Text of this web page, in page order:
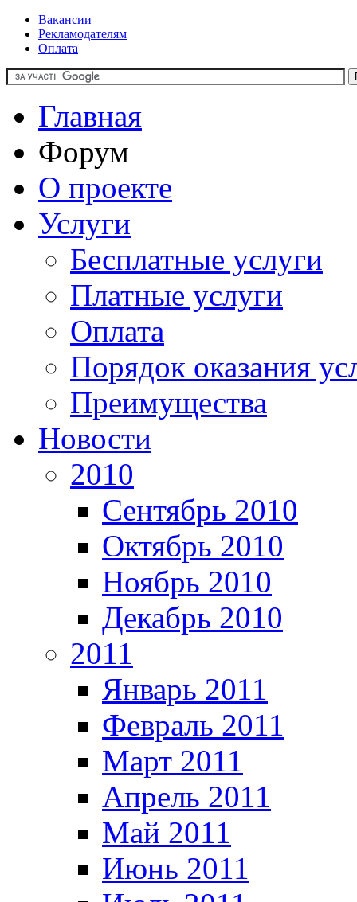
Вакансии
Рекламодателям
Оплата
Главная
Форум
О проекте
Услуги
Бесплатные услуги
Платные услуги
Оплата
Порядок оказания
Преимущества
Новости
2010
Сентябрь 2010
Октябрь 2010
Ноябрь 2010
Декабрь 2010
2011
Январь 2011
Февраль 2011
Март 2011
Апрель 2011
Май 2011
Июнь 2011